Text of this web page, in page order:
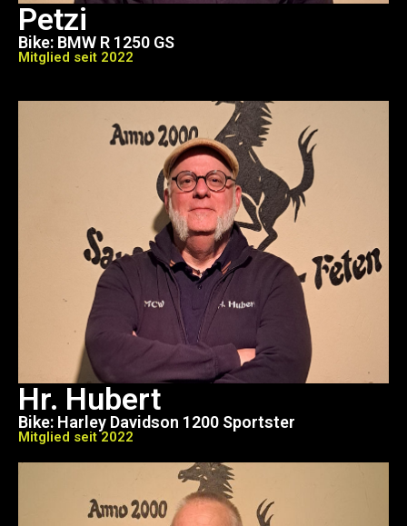
Petzi
Bike: BMW R 1250 GS
Mitglied seit 2022
Hr. Hubert
Bike: Harley Davidson 1200 Sportster
Mitglied seit 2022